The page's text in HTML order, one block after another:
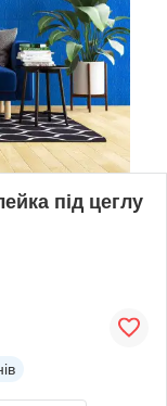
під цеглу